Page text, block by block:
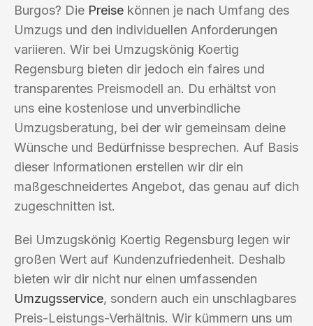
Burgos? Die Preise können je nach Umfang des
Umzugs und den individuellen Anforderungen
variieren. Wir bei Umzugskönig Koertig
Regensburg bieten dir jedoch ein faires und
transparentes Preismodell an. Du erhältst von
uns eine kostenlose und unverbindliche
Umzugsberatung, bei der wir gemeinsam deine
Wünsche und Bedürfnisse besprechen. Auf Basis
dieser Informationen erstellen wir dir ein
maßgeschneidertes Angebot, das genau auf dich
zugeschnitten ist.
Bei Umzugskönig Koertig Regensburg legen wir
großen Wert auf Kundenzufriedenheit. Deshalb
bieten wir dir nicht nur einen umfassenden
Umzugsservice, sondern auch ein unschlagbares
Preis-Leistungs-Verhältnis. Wir kümmern uns um